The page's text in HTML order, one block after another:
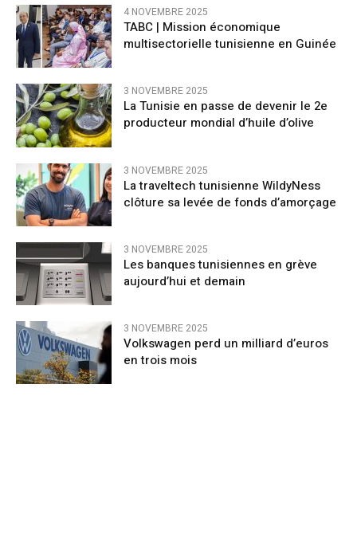
4 NOVEMBRE 2025
TABC | Mission économique
multisectorielle tunisienne en Guinée
3 NOVEMBRE 2025
La Tunisie en passe de devenir le 2e
producteur mondial d’huile d’olive
3 NOVEMBRE 2025
La traveltech tunisienne WildyNess
clôture sa levée de fonds d’amorçage
3 NOVEMBRE 2025
Les banques tunisiennes en grève
aujourd’hui et demain
3 NOVEMBRE 2025
Volkswagen perd un milliard d’euros
en trois mois